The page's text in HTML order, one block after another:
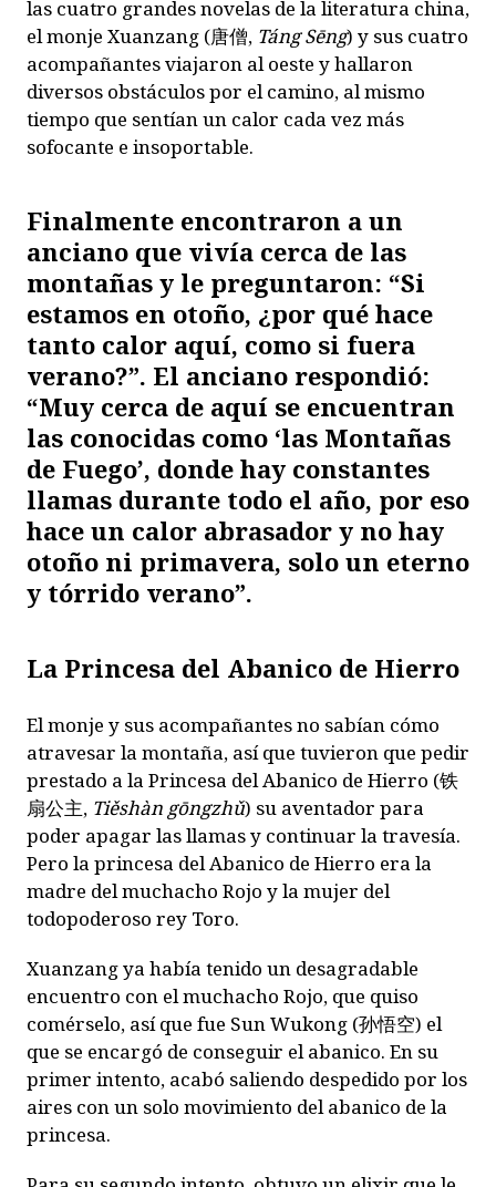
las cuatro grandes novelas de la literatura china,
el monje Xuanzang (唐僧, Táng Sēng) y sus cuatro
acompañantes viajaron al oeste y hallaron
diversos obstáculos por el camino, al mismo
tiempo que sentían un calor cada vez más
sofocante e insoportable.
Finalmente encontraron a un
anciano que vivía cerca de las
montañas y le preguntaron: “Si
estamos en otoño, ¿por qué hace
tanto calor aquí, como si fuera
verano?”. El anciano respondió:
“Muy cerca de aquí se encuentran
las conocidas como ‘las Montañas
de Fuego’, donde hay constantes
llamas durante todo el año, por eso
hace un calor abrasador y no hay
otoño ni primavera, solo un eterno
y tórrido verano”.
La Princesa del Abanico de Hierro
El monje y sus acompañantes no sabían cómo
atravesar la montaña, así que tuvieron que pedir
prestado a la Princesa del Abanico de Hierro (铁
扇公主, Tiěshàn gōngzhǔ) su aventador para
poder apagar las llamas y continuar la travesía.
Pero la princesa del Abanico de Hierro era la
madre del muchacho Rojo y la mujer del
todopoderoso rey Toro.
Xuanzang ya había tenido un desagradable
encuentro con el muchacho Rojo, que quiso
comérselo, así que fue Sun Wukong (孙悟空) el
que se encargó de conseguir el abanico. En su
primer intento, acabó saliendo despedido por los
aires con un solo movimiento del abanico de la
princesa.